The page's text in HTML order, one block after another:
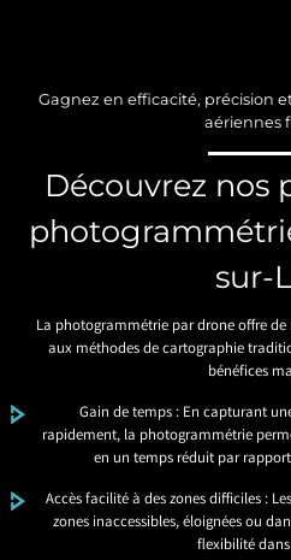
Gagnez en efficacité, précision
aériennes
Découvrez nos
sur-
La photogrammétrie par drone offre
aux méthodes de cartographie
bénéfices
Gain de temps : En capturant
rapidement, la photogrammétrie
en un temps réduit par
Accès facilité à des zones difficiles :
zones inaccessibles, éloignées ou
flexibilité dans